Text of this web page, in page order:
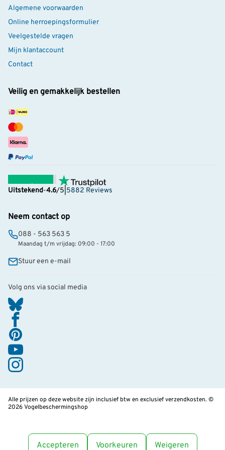
Accepteren Voorkeuren Weigeren
struik lees jehier.
Algemene voorwaarden
Online herroepingsformulier
Veelgestelde vragen
Mijn klantaccount
Contact
Veilig en gemakkelijk bestellen
Uitstekend-4.6/5 5882 Reviews
Neem contact op
088 - 563 563 5
Maandag t/m vrijdag: 09:00 - 17:00
Stuur een e-mail
Volg ons via social media
Alle prijzen op deze website zijn inclusief btw en exclusief verzendkosten. ©
2026 Vogelbeschermingshop